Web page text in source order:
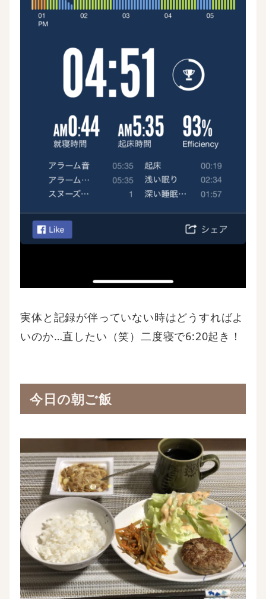
実体と記録が伴っていない時はどうすればよ
いのか…直したい（笑）二度寝で6:20起き！
今日の朝ご飯